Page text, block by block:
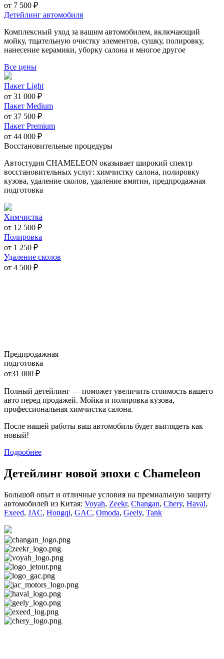
от 7 500 ₽
Детейлинг автомобиля
Комплексный уход за вашим автомобилем, включающий
мойку, тщательную очистку элементов, сушку, полировку,
нанесение керамики, уборку салона и многое другое
Все цены
Пакет Light
от 31 000 ₽
Пакет Medium
от 37 500 ₽
Пакет Premium
от 44 000 ₽
Восстановительные процедуры
Автостудия CHAMELEON оказывает широкий спектр
восстановительных услуг: химчистку салона, полировку
кузова, удаление сколов, удаление вмятин, предпродажная
подготовка
Химчистка
от 12 500 ₽
Полировка
от 1 250 ₽
Удаление сколов
от 4 500 ₽
Предпродажная
подготовка
от31 000 ₽
Полный детейлинг — поможет увеличить стоимость вашего
авто перед продажей. Мойка и полировка кузова,
профессиональная химчистка салона.
После нашей работы ваш автомобиль будет выглядеть как
новый!
Подробнее
Детейлинг новой эпохи с Chameleon
Большой опыт и отличные условия на премиальную защиту
автомобилей из Китая: Voyah, Zeekr, Changan, Chery, Haval,
Exeed, JAC, Hongqi, GAC, Omoda, Geely, Tank